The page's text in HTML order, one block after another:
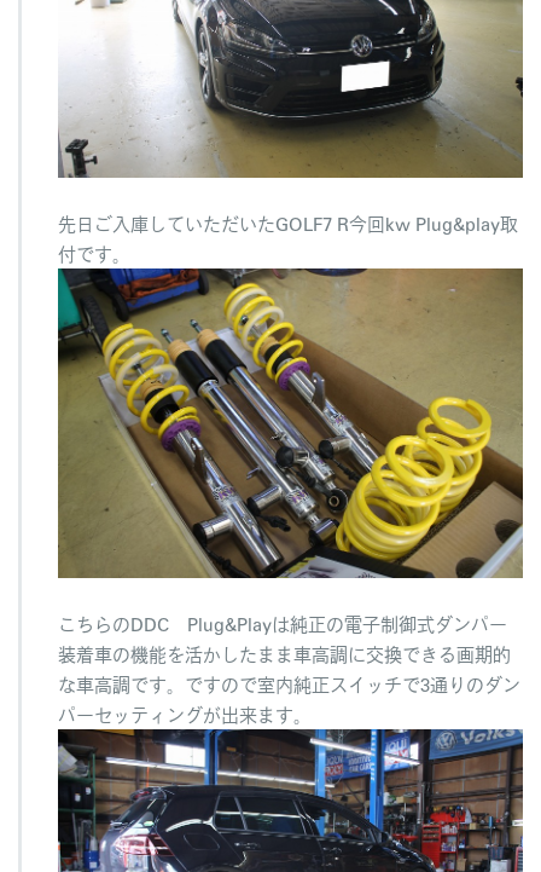
D
D
C
P
l
&
p
l
a
y
取
付
へ
の
先日ご入庫していただいたGOLF7 R今回kw Plug&play取
付です。
こちらのDDC Plug&Playは純正の電子制御式ダンパー
装着車の機能を活かしたまま車高調に交換できる画期的
な車高調です。ですので室内純正スイッチで3通りのダン
パーセッティングが出来ます。